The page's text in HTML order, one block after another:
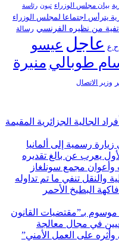
بيان مجلس الوزراء تبون رئاسة
يترأس اجتماعا لمجلس الوزراء
من نظيره الفرنسي رسالة
عاجل عيسو
طوبالي منيرة
وزير الاتصال
الجالية الجزائرية المقيمة
رسمية إلى ألمانيا
يعرب عن بالغ تقديره
وأعوان مجمع سونلغاز
والنقل تنفي ما تم تداوله
البطيخ الأحمر
موسوم بـ”مقتضيات القانون
في مجال معالجة
على العمل الأمني”